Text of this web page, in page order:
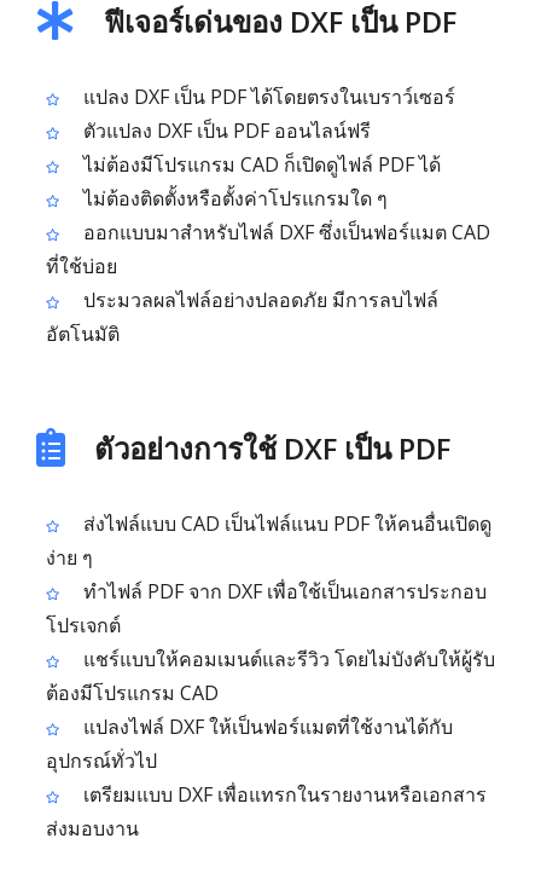
ฟีเจอร์เด่นของ DXF เป็น PDF
แปลง DXF เป็น PDF ได้โดยตรงในเบราว์เซอร์
ตัวแปลง DXF เป็น PDF ออนไลน์ฟรี
ไม่ต้องมีโปรแกรม CAD ก็เปิดดูไฟล์ PDF ได้
ไม่ต้องติดตั้งหรือตั้งค่าโปรแกรมใด ๆ
ออกแบบมาสำหรับไฟล์ DXF ซึ่งเป็นฟอร์แมต CAD
ที่ใช้บ่อย
ประมวลผลไฟล์อย่างปลอดภัย มีการลบไฟล์
อัตโนมัติ
ตัวอย่างการใช้ DXF เป็น PDF
ส่งไฟล์แบบ CAD เป็นไฟล์แนบ PDF ให้คนอื่นเปิดดู
ง่าย ๆ
ทำไฟล์ PDF จาก DXF เพื่อใช้เป็นเอกสารประกอบ
โปรเจกต์
แชร์แบบให้คอมเมนต์และรีวิว โดยไม่บังคับให้ผู้รับ
ต้องมีโปรแกรม CAD
แปลงไฟล์ DXF ให้เป็นฟอร์แมตที่ใช้งานได้กับ
อุปกรณ์ทั่วไป
เตรียมแบบ DXF เพื่อแทรกในรายงานหรือเอกสาร
ส่งมอบงาน